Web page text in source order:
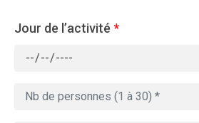
Jour de l’activité *